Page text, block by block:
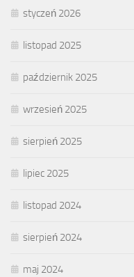
styczeń 2026
listopad 2025
październik 2025
wrzesień 2025
sierpień 2025
lipiec 2025
listopad 2024
sierpień 2024
maj 2024